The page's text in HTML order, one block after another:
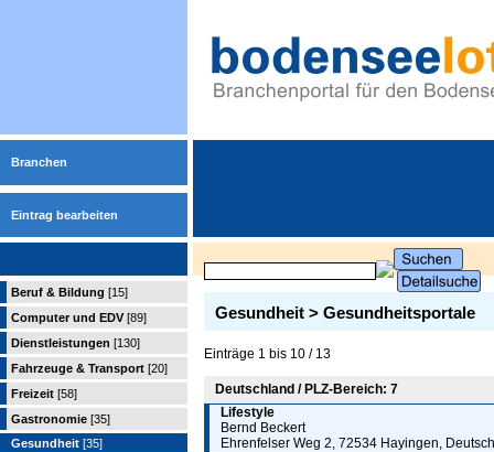
Branchen
Eintrag bearbeiten
Beruf & Bildung [15]
Computer und EDV [89]
Dienstleistungen [130]
Fahrzeuge & Transport [20]
Freizeit [58]
Gastronomie [35]
Gesundheit [35]
Gesundheit > Gesundheitsportale
Einträge 1 bis 10 / 13
Deutschland / PLZ-Bereich: 7
Lifestyle
Bernd Beckert
Ehrenfelser Weg 2, 72534 Hayingen,